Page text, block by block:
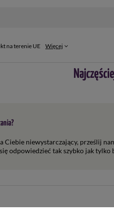
na terenie UE Więcej
Ciebie niewystarczający, prześlij
odpowiedzieć tak szybko jak tylko